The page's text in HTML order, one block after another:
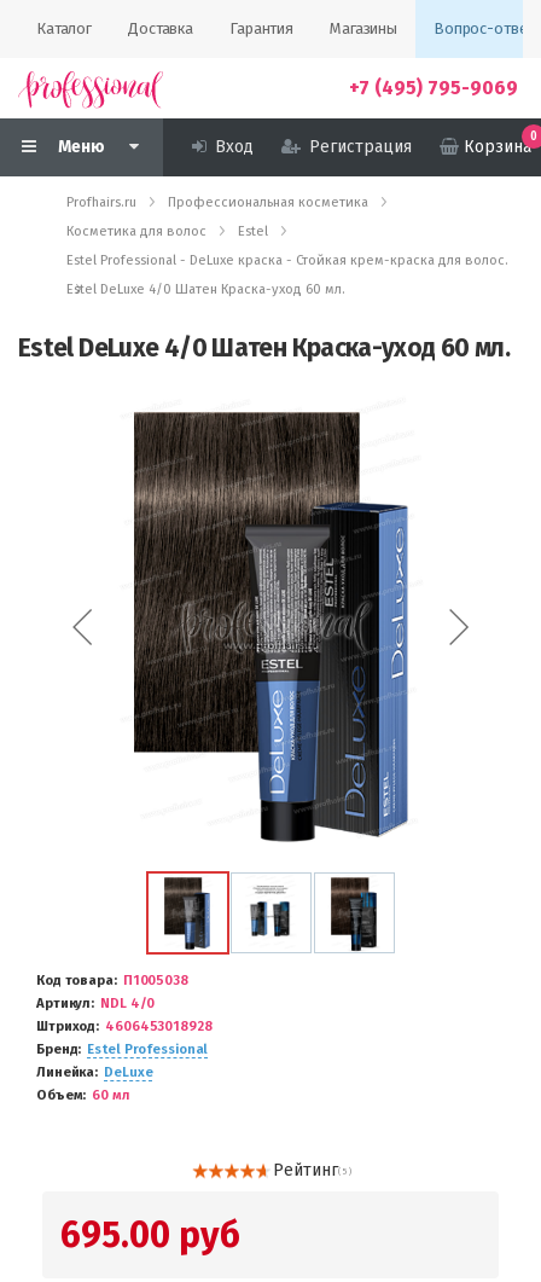
Каталог Доставка Гарантия Магазины Вопрос-ответ
+7 (495) 795-9069
Меню Вход Регистрация Корзина
0
Profhairs.ru
Профессиональная косметика
Косметика для волос
Estel
Estel Professional - DeLuxe краска - Стойкая крем-краска для волос.
Estel DeLuxe 4/0 Шатен Краска-уход 60 мл.
Estel DeLuxe 4/0 Шатен Краска-уход 60 мл.
Код товара
П1005038
Артикул
NDL 4/0
Штриход
4606453018928
Бренд
Estel Professional
Линейка
DeLuxe
Объем
60 мл
Рейтинг( 5 )
695.00 руб